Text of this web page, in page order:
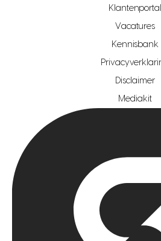
makelaar regio zoetermeer
hypotheekshop regio den haag
hypotheekshop regio rotterdam
Klantenportal
Vacatures
Kennisbank
Disclaimer
Mediakit